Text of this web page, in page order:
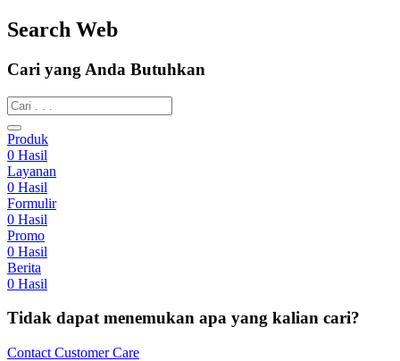
Search Web
Cari yang Anda Butuhkan
Produk
0 Hasil
Layanan
0 Hasil
Formulir
0 Hasil
Promo
0 Hasil
Berita
0 Hasil
Tidak dapat menemukan apa yang kalian cari?
Contact Customer Care